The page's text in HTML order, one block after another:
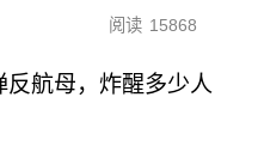
阅读 15868
反航母，炸醒多少人